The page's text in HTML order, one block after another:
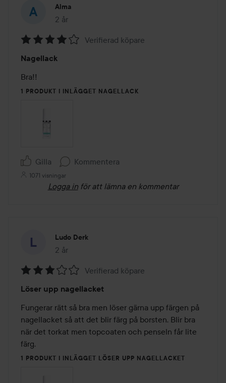
Alma
2 år
Inlägget skapades 2 år
4
av
5
Verifierad köpare
Nagellack
Bra!!
1 PRODUKT I INLÄGGET NAGELLACK
Gilla Kommentera
1071 visningar
Logga in för att lämna en kommentar
Ludo Derk
2 år
Inlägget skapades 2 år
3
av
5
Verifierad köpare
Löser upp nagellacket
Fungerar rätt så bra men löser gärna upp färgen på
nagellacket så att det blir färg på borsten. Blir bra
när det torkat men topcoaten och penseln får lite
färg.
1 PRODUKT I INLÄGGET LÖSER UPP NAGELLACKET